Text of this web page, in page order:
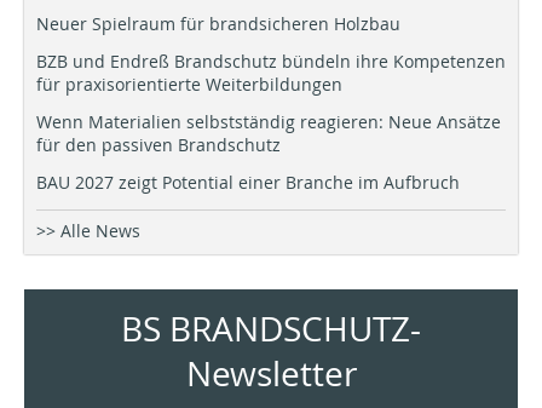
Neuer Spielraum für brandsicheren Holzbau
BZB und Endreß Brandschutz bündeln ihre Kompetenzen
für praxisorientierte Weiterbildungen
Wenn Materialien selbstständig reagieren: Neue Ansätze
für den passiven Brandschutz
BAU 2027 zeigt Potential einer Branche im Aufbruch
>> Alle News
BS BRANDSCHUTZ-
Newsletter